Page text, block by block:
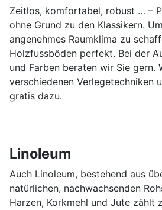
Zeitlos, komfortabel, robust … –
ohne Grund zu den Klassikern.
angenehmes Raumklima zu
Holzfussböden perfekt. Bei der
und Farben beraten wir Sie gern.
verschiedenen Verlegetechniken
gratis dazu.
Linoleum
Auch Linoleum, bestehend aus
natürlichen, nachwachsenden
Harzen, Korkmehl und Jute zählt